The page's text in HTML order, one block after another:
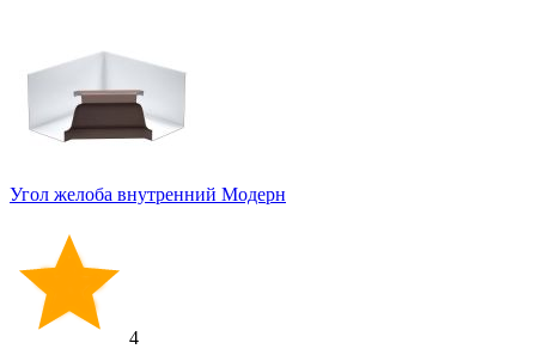
Угол желоба внутренний Модерн
4